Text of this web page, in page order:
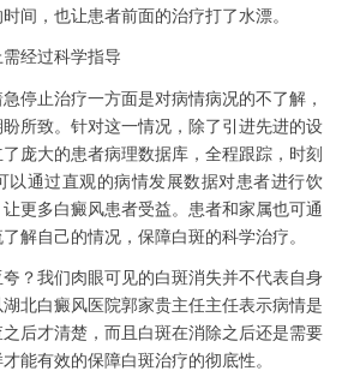
间，也让患者前面的治疗打了水漂。
经过科学指导
止治疗一方面是对病情病况的不了解，
所致。针对这一情况，除了引进先进的设
庞大的患者病理数据库，全程跟踪，时刻
以通过直观的病情发展数据对患者进行饮
更多白癜风患者受益。患者和家属也可通
解自己的情况，保障白斑的科学治疗。
我们肉眼可见的白斑消失并不代表自身
北白癜风医院郭家贵主任主任表示病情是
后才清楚，而且白斑在消除之后还是需要
能有效的保障白斑治疗的彻底性。